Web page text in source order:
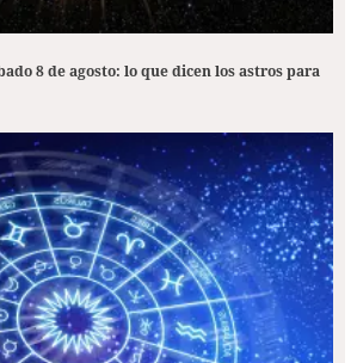
8 de agosto: lo que dicen los astros para